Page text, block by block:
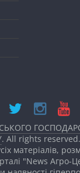
. All rights reserved.
матеріалів,
"News Агро-